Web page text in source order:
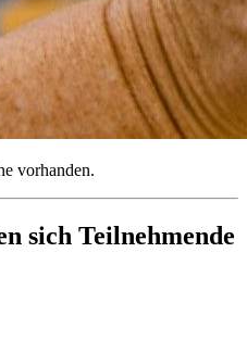
vorhanden.
sich Teilnehmende